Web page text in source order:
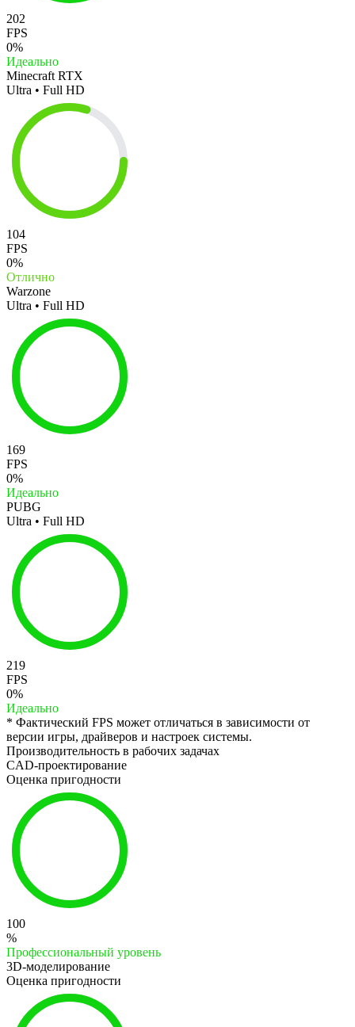
202
FPS
0%
Идеально
Minecraft RTX
Ultra • Full HD
104
FPS
0%
Отлично
Warzone
Ultra • Full HD
169
FPS
0%
Идеально
PUBG
Ultra • Full HD
219
FPS
0%
Идеально
* Фактический FPS может отличаться в зависимости от
версии игры, драйверов и настроек системы.
Производительность в рабочих задачах
CAD-проектирование
Оценка пригодности
100
%
Профессиональный уровень
3D-моделирование
Оценка пригодности